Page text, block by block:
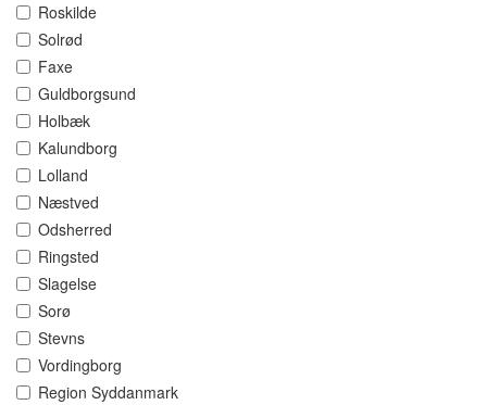
Roskilde
Solrød
Faxe
Guldborgsund
Holbæk
Kalundborg
Lolland
Næstved
Odsherred
Ringsted
Slagelse
Sorø
Stevns
Vordingborg
Region Syddanmark